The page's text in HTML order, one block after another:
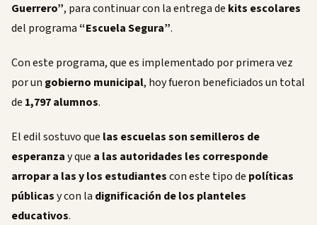
Guerrero”, para continuar con la entrega de kits escolares
del programa“Escuela Segura”.
Con este programa, que es implementado por primera vez
por un gobierno municipal, hoy fueron beneficiados un total
de 1,797 alumnos.
El edil sostuvo que las escuelas son semilleros de
esperanzay que a las autoridades les corresponde
arropar a las y los estudiantescon este tipo de políticas
públicasy con la dignificación de los planteles
educativos.